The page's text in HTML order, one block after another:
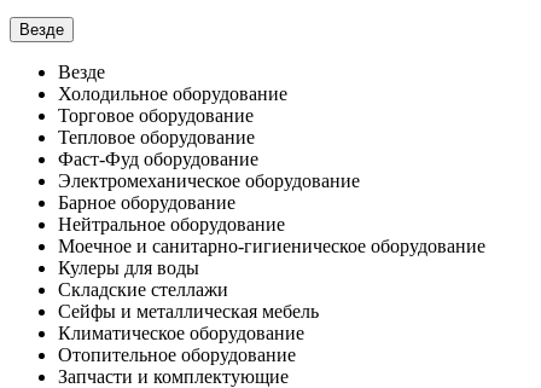
Везде
Везде
Холодильное оборудование
Торговое оборудование
Тепловое оборудование
Фаст-Фуд оборудование
Электромеханическое оборудование
Барное оборудование
Нейтральное оборудование
Моечное и санитарно-гигиеническое оборудование
Кулеры для воды
Складские стеллажи
Сейфы и металлическая мебель
Климатическое оборудование
Отопительное оборудование
Запчасти и комплектующие